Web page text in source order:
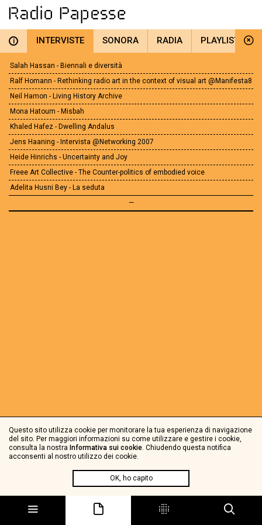
i INTERVISTE SONORA RADIA PLAYLIST
Salah Hassan - Biennali e diversità
Ralf Homann - Rethinking radio art in the context of visual art @Manifesta8
Neil Hamon - Living History Archive
Mona Hatoum - Misbah
Khaled Hafez - Dwelling Andalus
Jens Haaning - Intervista @Networking 2007
Heide Hinrichs - Uncertainty and Joy
Freee Art Collective - The Counter-politics of embodied voice
Adelita Husni Bey - La seduta
—
Questo sito utilizza cookie per monitorare la tua esperienza di navigazione
del sito. Per maggiori informazioni su come utilizzare e gestire i cookie,
consulta la nostra Informativa sui cookie. Chiudendo questa notifica
acconsenti al nostro utilizzo dei cookie.
OK, ho capito